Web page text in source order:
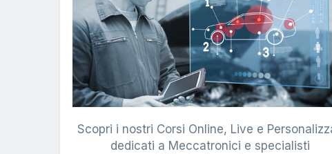
Scopri i nostri Corsi Online, Live e
dedicati a Meccatronici e specialisti